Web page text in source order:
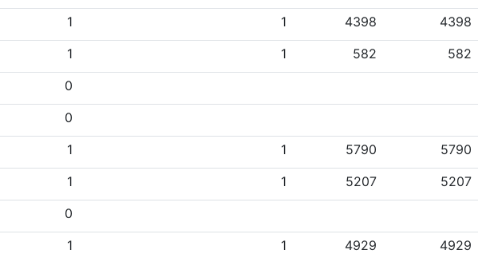
1 1 4398 4398
1 1 582 582
0
0
1 1 5790 5790
1 1 5207 5207
0
1 1 4929 4929